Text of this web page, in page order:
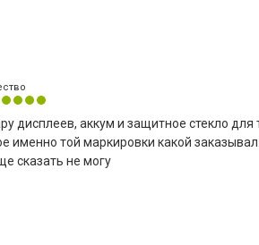
дисплеев, аккум и защитное стекло
той маркировки какой
сказать не могу